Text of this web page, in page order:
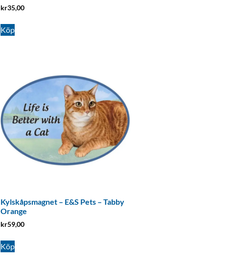
kr35,00
Köp
Kylskåpsmagnet – E&S Pets – Tabby
Orange
kr59,00
Köp